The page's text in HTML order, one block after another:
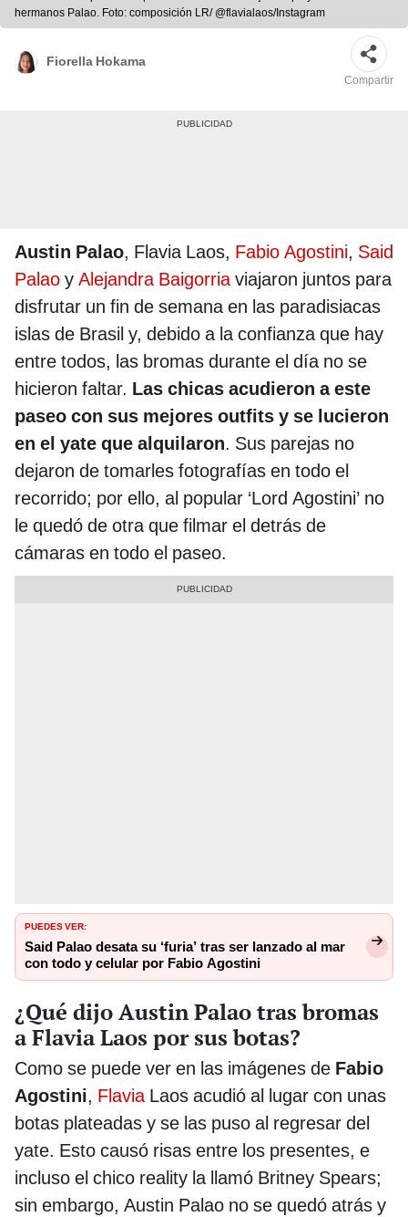
hermanos Palao. Foto: composición LR/ @flavialaos/Instagram
Fiorella Hokama
Compartir
Austin Palao, Flavia Laos, Fabio Agostini, Said
Palao y Alejandra Baigorriaviajaron juntos para
disfrutar un fin de semana en las paradisiacas
islas de Brasil y, debido a la confianza que hay
entre todos, las bromas durante el día no se
hicieron faltar. Las chicas acudieron a este
paseo con sus mejores outfits y se lucieron
en el yate que alquilaron. Sus parejas no
dejaron de tomarles fotografías en todo el
recorrido; por ello, al popular ‘Lord Agostini’ no
le quedó de otra que filmar el detrás de
cámaras en todo el paseo.
PUEDES VER:
Said Palao desata su ‘furia’ tras ser lanzado al mar
con todo y celular por Fabio Agostini
¿Qué dijo Austin Palao tras bromas
a Flavia Laos por sus botas?
Como se puede ver en las imágenes de Fabio
Agostini, Flavia Laos acudió al lugar con unas
botas plateadas y se las puso al regresar del
yate. Esto causó risas entre los presentes, e
incluso el chico reality la llamó Britney Spears;
sin embargo, Austin Palao no se quedó atrás y